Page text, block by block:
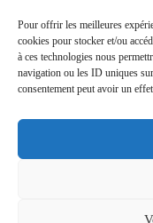
Pour offrir les meilleures
cookies pour stocker et/ou
à ces technologies nous
navigation ou les ID uniques
consentement peut avoir un